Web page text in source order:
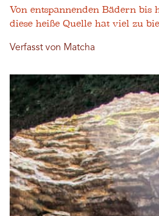
Von entspannenden Bädern bis
diese heiße Quelle hat viel zu
Verfasst von Matcha